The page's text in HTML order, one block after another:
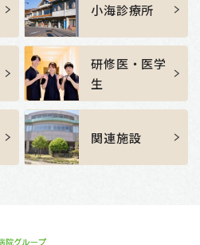
小海診療所
研修医・医学
生
関連施設